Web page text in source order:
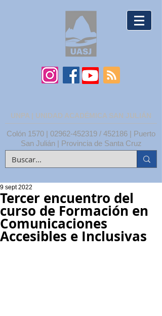
UNPA | UNIDAD ACADÉMICA SAN JULIÁN
Colón 1570 | 02962-452319 / 452186 | Puerto
San Julián | Provincia de Santa Cruz
Tercer encuentro del
curso de Formación en
Comunicaciones
Accesibles e Inclusivas
9 sept 2022